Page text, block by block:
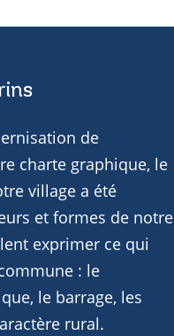
de
charte graphique, le
village a été
et formes de notre
exprimer ce qui
: le
le barrage, les
rural.